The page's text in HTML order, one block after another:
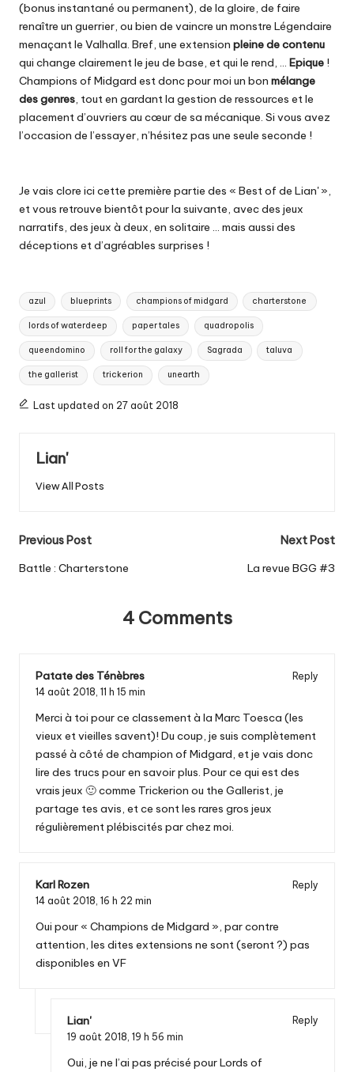
(bonus instantané ou permanent), de la gloire, de faire
renaître un guerrier, ou bien de vaincre un monstre Légendaire
menaçant le Valhalla. Bref, une extension pleine de contenu
qui change clairement le jeu de base, et qui le rend, … Epique !
Champions of Midgard est donc pour moi un bon mélange
des genres, tout en gardant la gestion de ressources et le
placement d’ouvriers au cœur de sa mécanique. Si vous avez
l’occasion de l’essayer, n’hésitez pas une seule seconde !
Je vais clore ici cette première partie des « Best of de Lian' »,
et vous retrouve bientôt pour la suivante, avec des jeux
narratifs, des jeux à deux, en solitaire … mais aussi des
déceptions et d’agréables surprises !
Tags:
azul blueprints champions of midgard charterstone
lords of waterdeep paper tales quadropolis
queendomino roll for the galaxy Sagrada taluva
the gallerist trickerion unearth
Last updated on 27 août 2018
Lian'
View All Posts
Post
navigation
Previous Post
Battle : Charterstone
Next Post
La revue BGG #3
4 Comments
Patate des Ténèbres
Reply
14 août 2018, 11 h 15 min
Merci à toi pour ce classement à la Marc Toesca (les
vieux et vieilles savent)! Du coup, je suis complètement
passé à côté de champion of Midgard, et je vais donc
lire des trucs pour en savoir plus. Pour ce qui est des
vrais jeux 🙂 comme Trickerion ou the Gallerist, je
partage tes avis, et ce sont les rares gros jeux
régulièrement plébiscités par chez moi.
Karl Rozen
Reply
14 août 2018, 16 h 22 min
Oui pour « Champions de Midgard », par contre
attention, les dites extensions ne sont (seront ?) pas
disponibles en VF
Lian'
Reply
19 août 2018, 19 h 56 min
Oui, je ne l’ai pas précisé pour Lords of